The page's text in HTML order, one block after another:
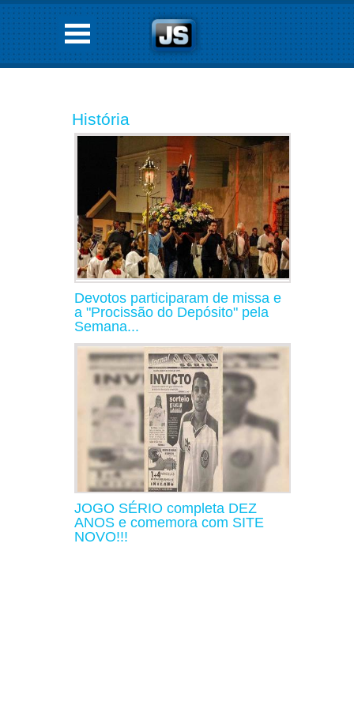
História
Devotos participaram de missa e
a "Procissão do Depósito" pela
Semana...
JOGO SÉRIO completa DEZ
ANOS e comemora com SITE
NOVO!!!